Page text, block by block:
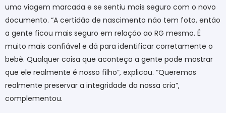
uma viagem marcada e se sentiu mais seguro com o novo
documento. “A certidão de nascimento não tem foto, então
a gente ficou mais seguro em relação ao RG mesmo. É
muito mais confiável e dá para identificar corretamente o
bebê. Qualquer coisa que aconteça a gente pode mostrar
que ele realmente é nosso filho”, explicou. “Queremos
realmente preservar a integridade da nossa cria”,
complementou.